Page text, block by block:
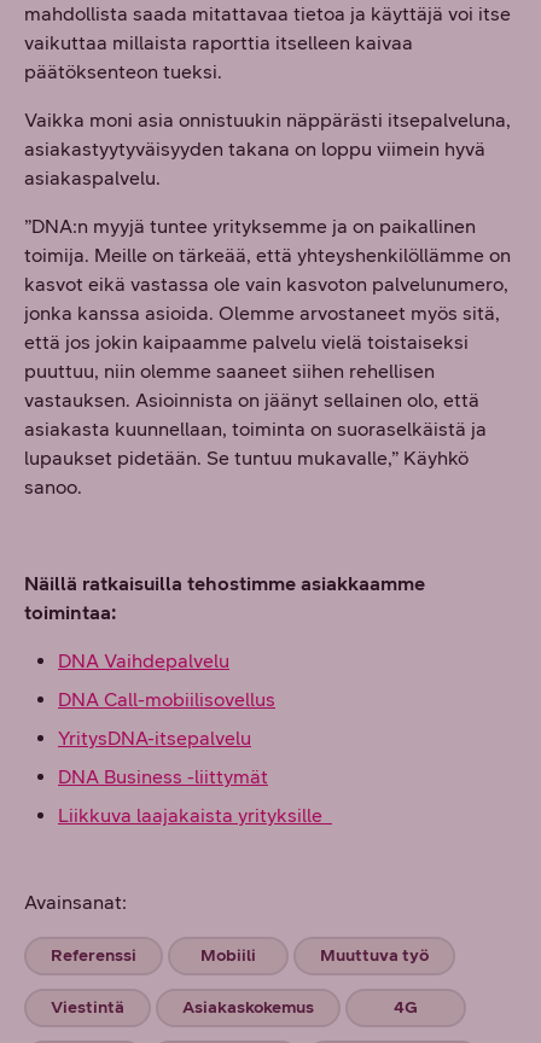
mahdollista saada mitattavaa tietoa ja käyttäjä voi itse
vaikuttaa millaista raporttia itselleen kaivaa
päätöksenteon tueksi.
Vaikka moni asia onnistuukin näppärästi itsepalveluna,
asiakastyytyväisyyden takana on loppu viimein hyvä
asiakaspalvelu.
”DNA:n myyjä tuntee yrityksemme ja on paikallinen
toimija. Meille on tärkeää, että yhteyshenkilöllämme on
kasvot eikä vastassa ole vain kasvoton palvelunumero,
jonka kanssa asioida. Olemme arvostaneet myös sitä,
että jos jokin kaipaamme palvelu vielä toistaiseksi
puuttuu, niin olemme saaneet siihen rehellisen
vastauksen. Asioinnista on jäänyt sellainen olo, että
asiakasta kuunnellaan, toiminta on suoraselkäistä ja
lupaukset pidetään. Se tuntuu mukavalle,” Käyhkö
sanoo.
Näillä ratkaisuilla tehostimme asiakkaamme
toimintaa:
DNA Vaihdepalvelu
DNA Call-mobiilisovellus
YritysDNA-itsepalvelu
DNA Business -liittymät
Liikkuva laajakaista yrityksille
Avainsanat:
Referenssi Mobiili Muuttuva työ
Viestintä Asiakaskokemus 4G